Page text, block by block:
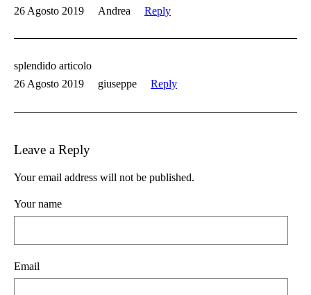
26 Agosto 2019
Andrea Reply
splendido articolo
26 Agosto 2019
giuseppe Reply
Leave a Reply
Your email address will not be published.
Your name
Email